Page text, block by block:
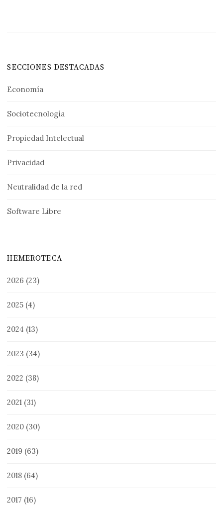
SECCIONES DESTACADAS
Economía
Sociotecnología
Propiedad Intelectual
Privacidad
Neutralidad de la red
Software Libre
HEMEROTECA
2026 (23)
2025 (4)
2024 (13)
2023 (34)
2022 (38)
2021 (31)
2020 (30)
2019 (63)
2018 (64)
2017 (16)